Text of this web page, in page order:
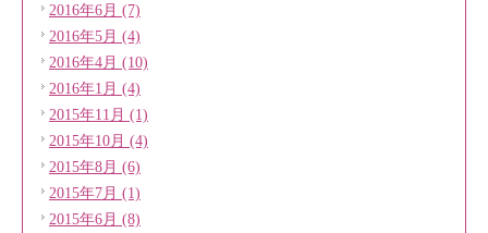
2016年6月 (7)
2016年5月 (4)
2016年4月 (10)
2016年1月 (4)
2015年11月 (1)
2015年10月 (4)
2015年8月 (6)
2015年7月 (1)
2015年6月 (8)